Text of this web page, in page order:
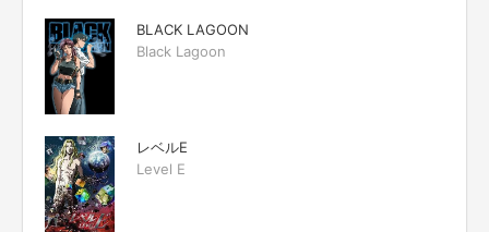
BLACK LAGOON
Black Lagoon
レベルE
Level E